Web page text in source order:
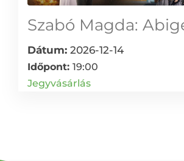
Szabó Magda:
Dátum: 2026-12-14
Időpont: 19:00
Jegyvásárlás